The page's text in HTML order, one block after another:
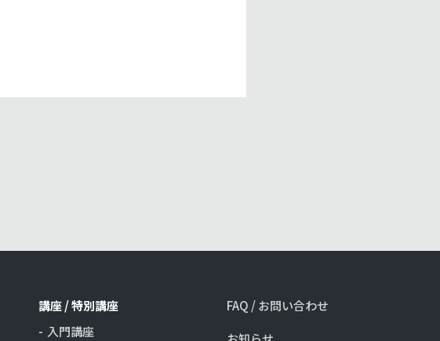
講座 / 特別講座
入門講座
FAQ / お問い合わせ